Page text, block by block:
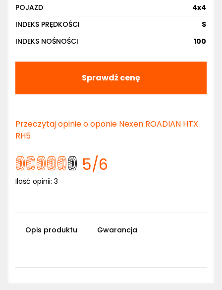
POJAZD
4x4
INDEKS PRĘDKOŚCI
S
INDEKS NOŚNOŚCI
100
Sprawdź cenę
Przeczytaj opinie o oponie Nexen ROADIAN HTX
RH5
5/6
Ilość opinii: 3
Opis produktu Gwarancja